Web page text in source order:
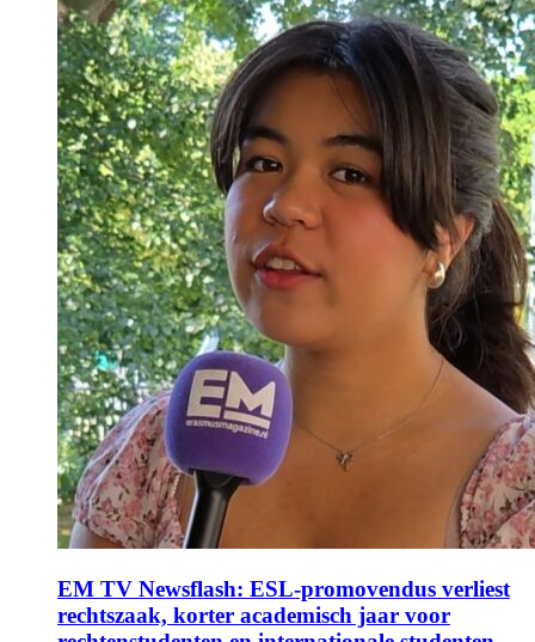
EM TV Newsflash: ESL-promovendus verliest
rechtszaak, korter academisch jaar voor